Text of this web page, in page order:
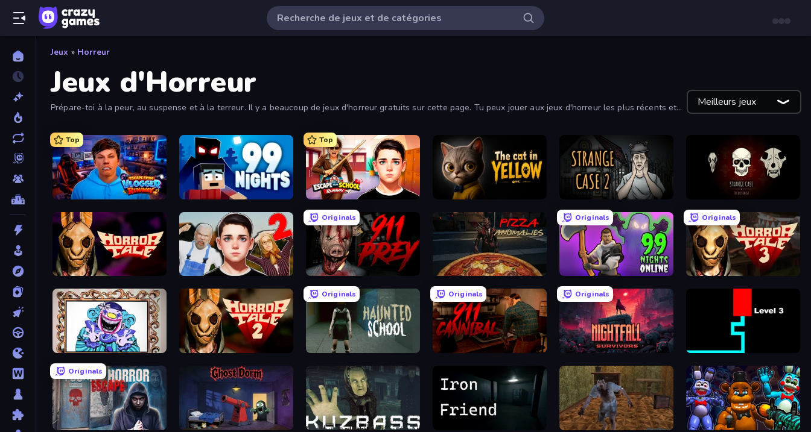
Jeux » Horreur
Jeux d'Horreur
Prépare-toi à la peur, au suspense et à la terreur. Il y a beaucoup de jeux d'horreur gratuits sur cette page. Tu peux jouer aux jeux d'horreur les plus récents et
Meilleurs jeux
Top
Escape from Vlogger: Runaway 99 Nights (Bloxd.io)
Top
Escape from School: Runaway The Cat in Yellow Escape Room: Strange Case 2 Room Escape: Strange Case
Horror Tale Schoolboy Escape 2
Originals
911: Prey Pizza Anomalies
Originals
99 Nights in the Forest Online
Originals
Horror Tale 3: The Witch
Exhibit of Sorrows Horror Tale 2: Samantha
Originals
Haunted School
Originals
911: Cannibal
Originals
Nightfall Survivors Scary Maze
Originals
Scary Horror Escape Room Ghost Dorm Kuzbass Horror Creepy Granny Scream: Scary Freddy FNaF Shooter